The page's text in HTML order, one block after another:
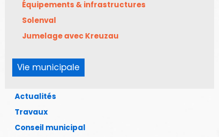
Équipements & infrastructures
Solenval
Jumelage avec Kreuzau
Vie municipale
Actualités
Travaux
Conseil municipal